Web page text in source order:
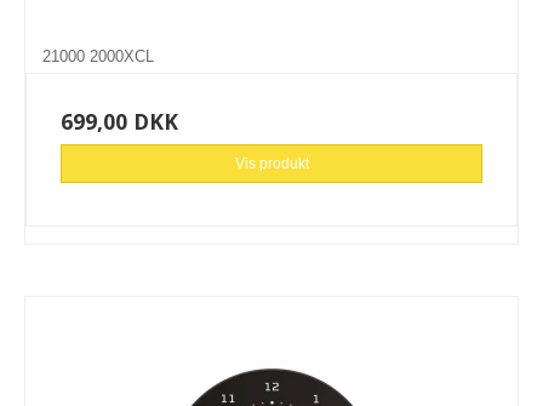
21000 2000XCL
699,00 DKK
Vis produkt